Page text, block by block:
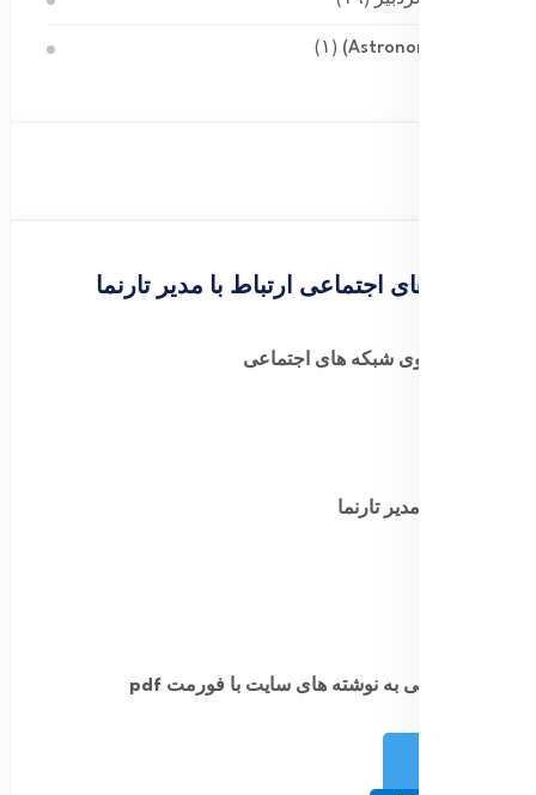
(۱)
شبکه های اجتماعی ارتباط با مدیر تارنما
سایت بروی شبکه های اجتماعی
ارتباط با مدیر تارنما
دسترسی به نوشته های سایت با فورمت pdf